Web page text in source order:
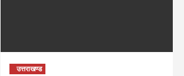
उत्तराखण्ड